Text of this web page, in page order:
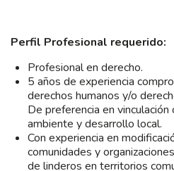
Perfil Profesional requerido:
Profesional en derecho.
5 años de experiencia
derechos humanos y/o
De preferencia en
ambiente y desarrollo local.
Con experiencia en
comunidades y
de linderos en territorios